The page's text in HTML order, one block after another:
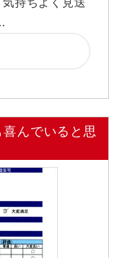
持ちよく見送
んでいると思